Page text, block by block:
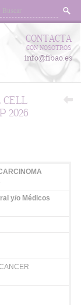
CONTACTA
CON NOSOTROS
info@fibao.es
CELL
2026
y/o Médicos